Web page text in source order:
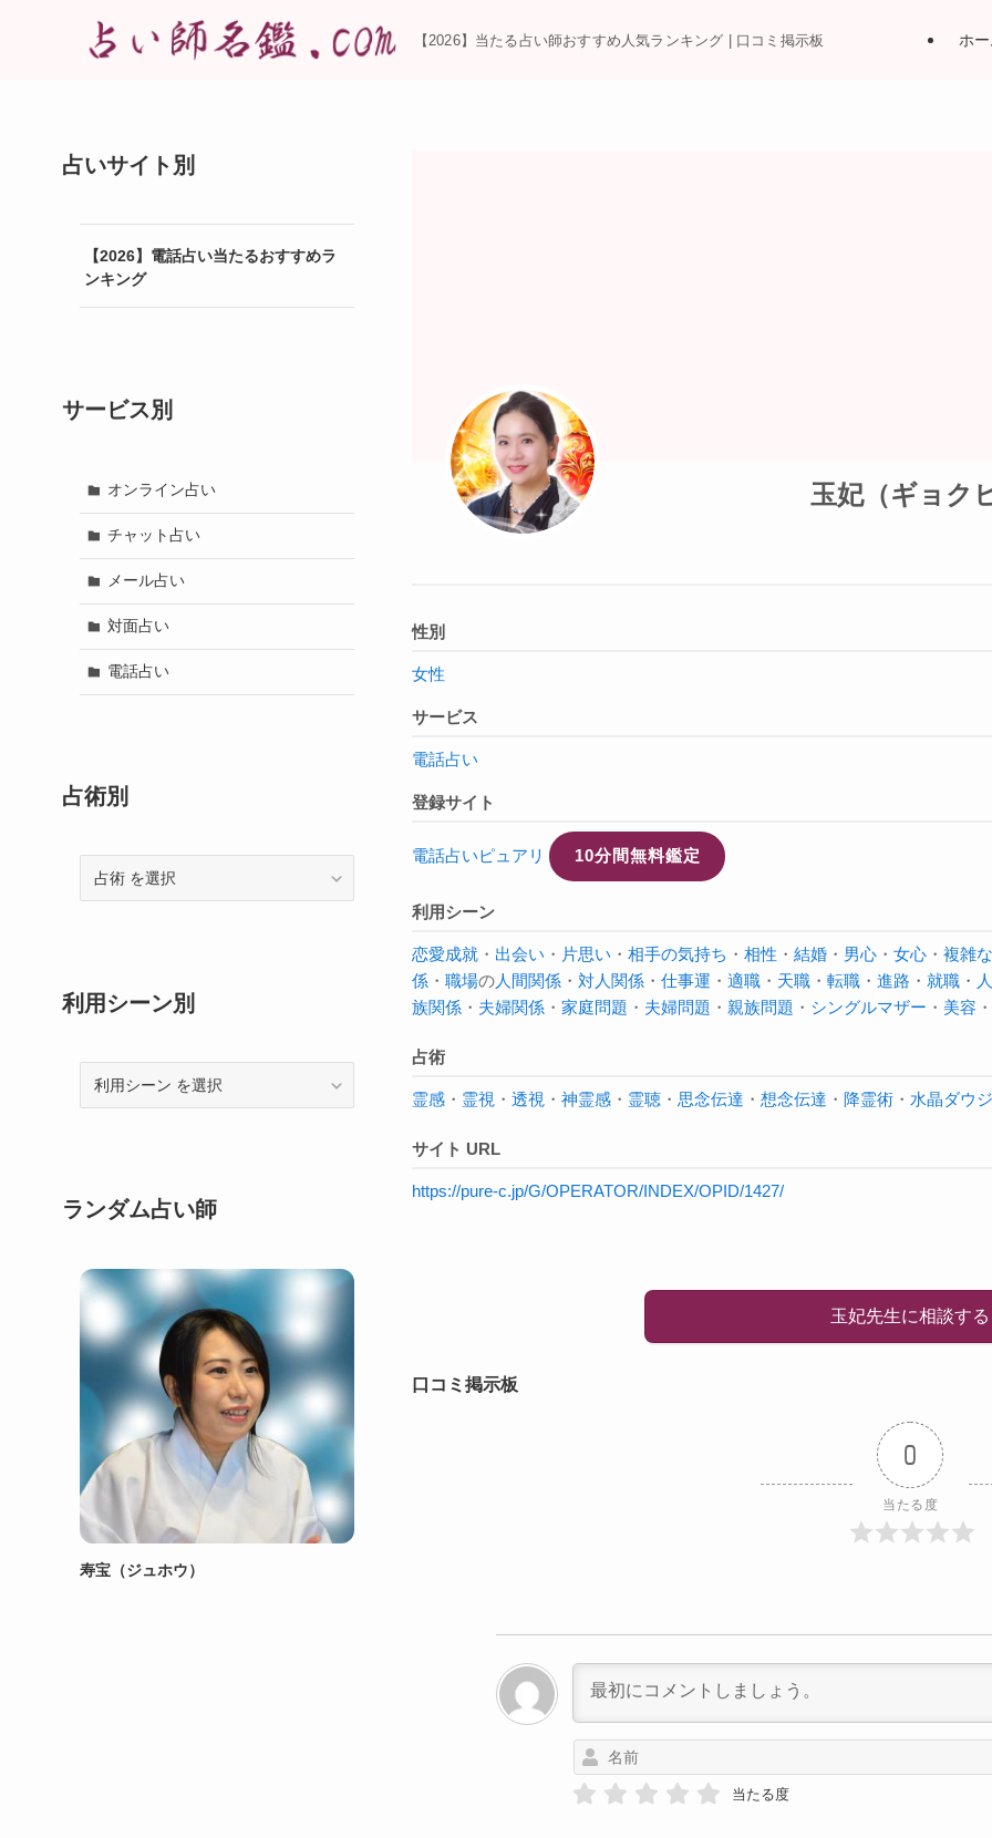
【2026】当たる占い師おすすめ人気ランキング | 口コミ掲示板 ホ
玉妃（ギョク
性別
女性
サービス
電話占い
登録サイト
電話占いピュアリ 10分間無料鑑定
利用シーン
恋愛成就 ・ 出会い ・ 片思い ・ 相手の気持ち ・ 相性 ・ 結婚 ・ 男心 ・ 女心 ・ 複雑
係 ・ 職場の人間関係 ・ 対人関係 ・ 仕事運 ・ 適職 ・ 天職 ・ 転職 ・ 進路 ・ 就職 ・
族関係 ・ 夫婦関係 ・ 家庭問題 ・ 夫婦問題 ・ 親族問題 ・ シングルマザー ・ 美容 ・
占術
霊感 ・ 霊視 ・ 透視 ・ 神霊感 ・ 霊聴 ・ 思念伝達 ・ 想念伝達 ・ 降霊術 ・ 水晶ダウ
サイト URL
https://pure-c.jp/G/OPERATOR/INDEX/OPID/1427/
玉妃先生に相談する
口コミ掲示板
0
当たる度
当たる度
占いサイト別
【2026】電話占い当たるおすすめラ
ンキング
サービス別
オンライン占い
チャット占い
メール占い
対面占い
電話占い
占術別
術
利用シーン別
ランダム占い師
寿宝（ジュホウ）